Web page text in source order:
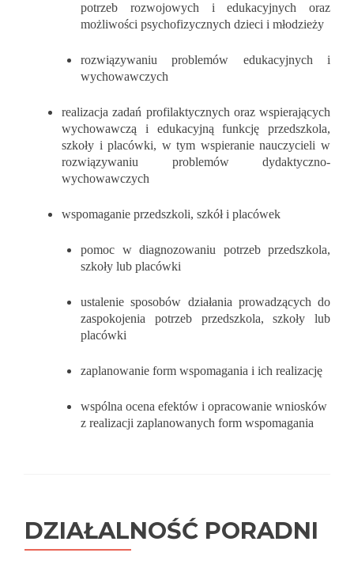
potrzeb rozwojowych i edukacyjnych oraz
możliwości psychofizycznych dzieci i młodzieży
rozwiązywaniu problemów edukacyjnych i
wychowawczych
realizacja zadań profilaktycznych oraz wspierających
wychowawczą i edukacyjną funkcję przedszkola,
szkoły i placówki, w tym wspieranie nauczycieli w
rozwiązywaniu problemów dydaktyczno-
wychowawczych
wspomaganie przedszkoli, szkół i placówek
pomoc w diagnozowaniu potrzeb przedszkola,
szkoły lub placówki
ustalenie sposobów działania prowadzących do
zaspokojenia potrzeb przedszkola, szkoły lub
placówki
zaplanowanie form wspomagania i ich realizację
wspólna ocena efektów i opracowanie wniosków
z realizacji zaplanowanych form wspomagania
DZIAŁALNOŚĆ PORADNI